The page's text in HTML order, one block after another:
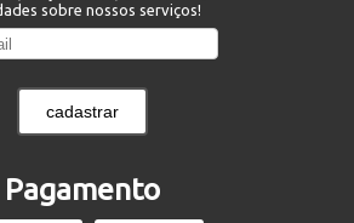
sobre nossos serviços!
cadastrar
Pagamento